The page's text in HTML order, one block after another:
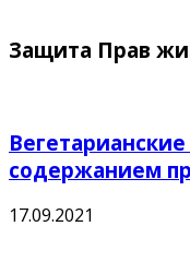
Защита Прав
содержанием
17.09.2021